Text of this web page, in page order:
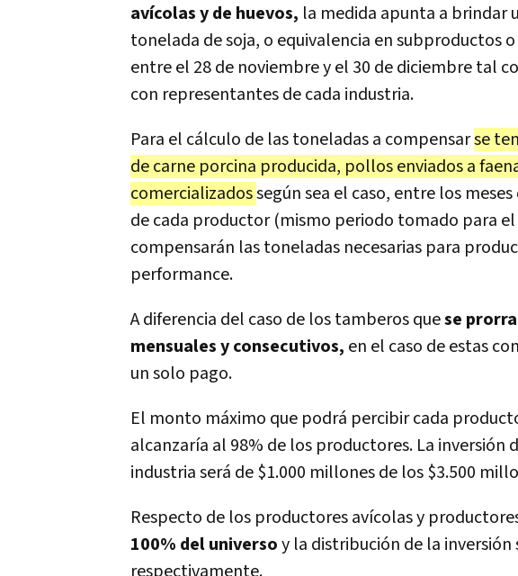
avícolas y de huevos, la medida apunta a brindar
tonelada de soja, o equivalencia en subproductos
entre el 28 de noviembre y el 30 de diciembre tal
con representantes de cada industria.
Para el cálculo de las toneladas a compensarse
de carne porcina producida, pollos enviados a
comercializadossegún sea el caso, entre los
de cada productor (mismo periodo tomado para
compensarán las toneladas necesarias para
performance.
A diferencia del caso de los tamberos quese
mensuales y consecutivos, en el caso de estas
un solo pago.
El monto máximo que podrá percibir cada
alcanzaría al 98% de los productores. La inversión
industria será de $1.000 millones de los $3.500
Respecto de los productores avícolas y
100% del universoy la distribución de la inversión